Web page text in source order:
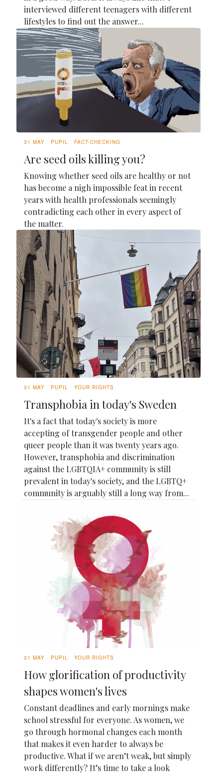
interviewed different teenagers with different
lifestyles to find out the answer...
31 MAY PUPIL FACT-CHECKING
Are seed oils killing you?
Knowing whether seed oils are healthy or not
has become a nigh impossible feat in recent
years with health professionals seemingly
contradicting each other in every aspect of
the matter.
31 MAY PUPIL YOUR RIGHTS
Transphobia in today's Sweden
It's a fact that today's society is more
accepting of transgender people and other
queer people than it was twenty years ago.
However, transphobia and discrimination
against the LGBTQIA+ community is still
prevalent in today's society, and the LGBTQ+
community is arguably still a long way from...
31 MAY PUPIL YOUR RIGHTS
How glorification of productivity
shapes women's lives
Constant deadlines and early mornings make
school stressful for everyone. As women, we
go through hormonal changes each month
that makes it even harder to always be
productive. What if we aren’t weak, but simply
work differently? It’s time to take a look